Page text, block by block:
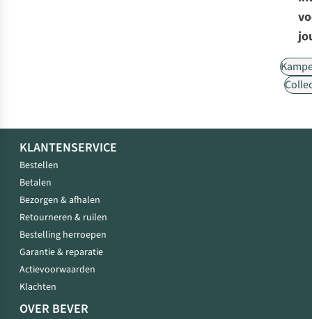
KLANTENSERVICE
Bestellen
Betalen
Bezorgen & afhalen
Retourneren & ruilen
Bestelling herroepen
Garantie & reparatie
Actievoorwaarden
Klachten
OVER BEVER